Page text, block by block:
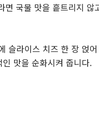
국물 맛을 흩트리지 않
슬라이스 치즈 한 장 얹
맛을 순화시켜 줍니다.